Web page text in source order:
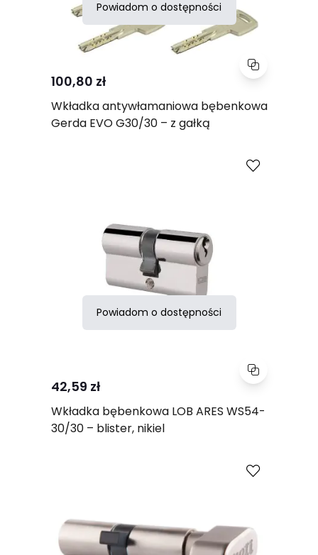
Powiadom o dostępności
100,80 zł
Wkładka antywłamaniowa bębenkowa
Gerda EVO G30/30 – z gałką
Powiadom o dostępności
42,59 zł
Wkładka bębenkowa LOB ARES WS54-
30/30 – blister, nikiel